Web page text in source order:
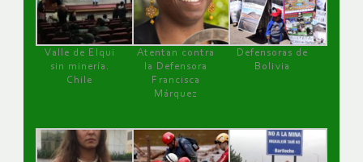
Valle de Elqui
sin minería.
Chile
Atentan contra
la Defensora
Francisca
Márquez
Defensoras de
Bolivia